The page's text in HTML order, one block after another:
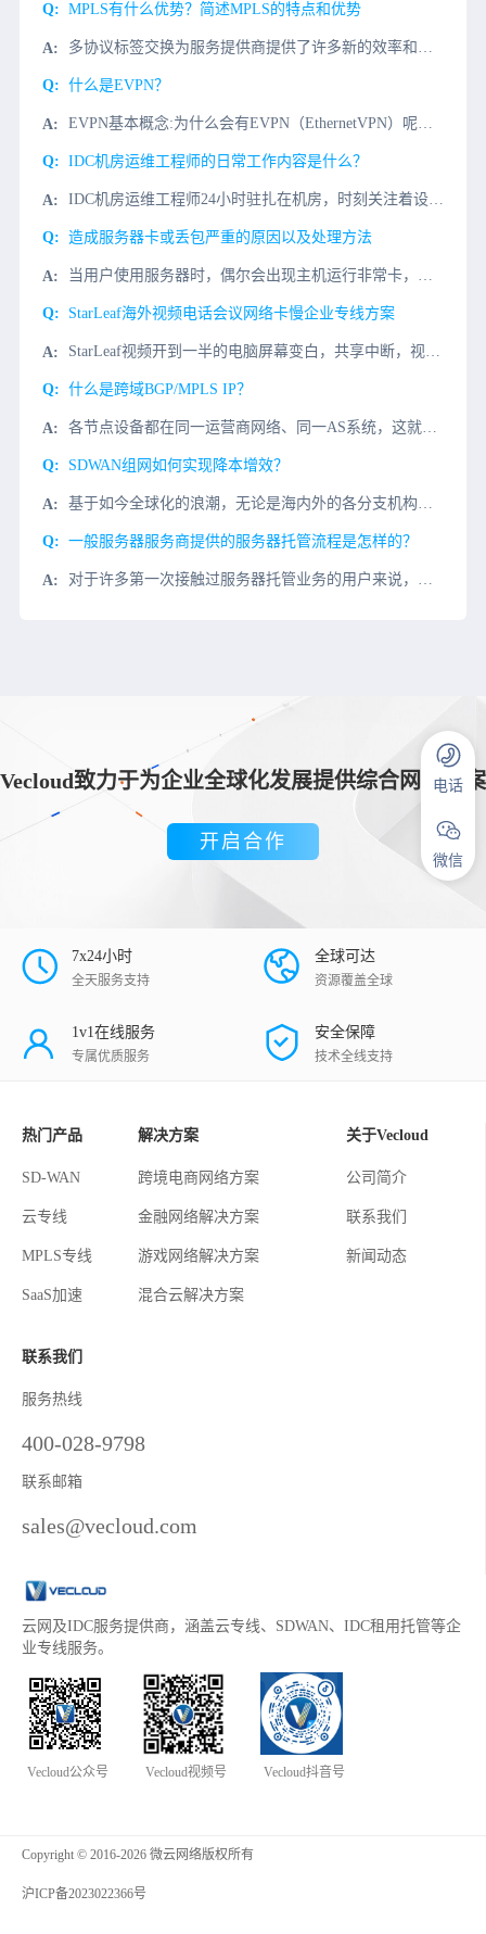
MPLS有什么优势？简述MPLS的特点和优势
多协议标签交换为服务提供商提供了许多新的效率和控制功能。由于该技术在电信网络中被广泛采用，因此MPLS的好处当然已经引起注意。那些MPLS的特点和优势是什么呢？更低的花费MPLS是2.5层技术。它允许
什么是EVPN？
EVPN基本概念:为什么会有EVPN（EthernetVPN）呢？最初的VXLAN方案（RFC7348）中没有定义控制平面，是手工配置VXLAN隧道，然后通过流量泛洪的方式进行主机地址的学习。这种方式
IDC机房运维工程师的日常工作内容是什么？
IDC机房运维工程师24小时驻扎在机房，时刻关注着设备的问题，如主机监控、信息统计、硬件维护、系统维护、网络维护等，那么IDC机房运维工程师的日常工作内容是什么？1、对IDC机房设备进行日常巡检、故障
造成服务器卡或丢包严重的原因以及处理方法
当用户使用服务器时，偶尔会出现主机运行非常卡，或严重丢失包无法连接。造成这种情况的原因有很多。当我们遇到这个问题时，我们应该首先逐步调查它。今天，我们将了解服务器卡或丢失包的严重原因和处理方法丢包、卡
StarLeaf海外视频电话会议网络卡慢企业专线方案
StarLeaf视频开到一半的电脑屏幕变白，共享中断，视频掉线，模糊，主要是网络问题，StarLeaf视频会议对端服务器在国外欧美等国家，服务器数据传输缓慢，有丢包的原因。解决StarLeaf视频电话
什么是跨域BGP/MPLS IP？
各节点设备都在同一运营商网络、同一AS系统，这就同时要求VPN网络所连接的各个客户站点（如公司总部和分支机构）都在同一城市中。因为不同城市的运营商，即使是同一品牌的也是各自独立管理的，不可能在同一个A
SDWAN组网如何实现降本增效？
基于如今全球化的浪潮，无论是海内外的各分支机构之间的联系，还是国内企业向海外输出物美价廉的中国商品，使得外贸、电商的日益成熟，都离不开网络。互联网时代，制造信息差或者获取最新信息的纽带，就在与网络。大
一般服务器服务商提供的服务器托管流程是怎样的？
对于许多第一次接触过服务器托管业务的用户来说，他们通常需要首先了解很多问题：例如，他们的服务器需要如何托管？如何找到一个好的服务器托管人？等等。今天，当我们决定托管服务器时，一般服务器服务提供商提供的
Vecloud致力于为企业全球化发展提供综合网络方案
开启合作
7x24小时
全天服务支持
全球可达
资源覆盖全球
1v1在线服务
专属优质服务
安全保障
技术全线支持
热门产品
SD-WAN
云专线
MPLS专线
SaaS加速
解决方案
跨境电商网络方案
金融网络解决方案
游戏网络解决方案
混合云解决方案
关于Vecloud
公司简介
联系我们
新闻动态
联系我们
服务热线
400-028-9798
联系邮箱
sales@vecloud.com
云网及IDC服务提供商，涵盖云专线、SDWAN、IDC租用托管等企
业专线服务。
Vecloud公众号 Vecloud视频号 Vecloud抖音号
Copyright © 2016-2026 微云网络版权所有
沪ICP备2023022366号
电话
微信